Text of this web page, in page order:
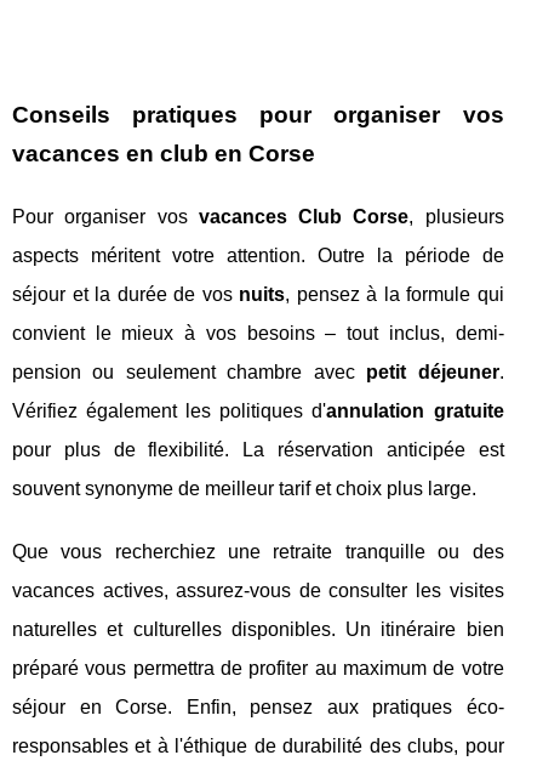
Conseils pratiques pour organiser vos
vacances en club en Corse
Pour organiser vos vacances Club Corse, plusieurs
aspects méritent votre attention. Outre la période de
séjour et la durée de vos nuits, pensez à la formule qui
convient le mieux à vos besoins – tout inclus, demi-
pension ou seulement chambre avec petit déjeuner.
Vérifiez également les politiques d'annulation gratuite
pour plus de flexibilité. La réservation anticipée est
souvent synonyme de meilleur tarif et choix plus large.
Que vous recherchiez une retraite tranquille ou des
vacances actives, assurez-vous de consulter les visites
naturelles et culturelles disponibles. Un itinéraire bien
préparé vous permettra de profiter au maximum de votre
séjour en Corse. Enfin, pensez aux pratiques éco-
responsables et à l'éthique de durabilité des clubs, pour